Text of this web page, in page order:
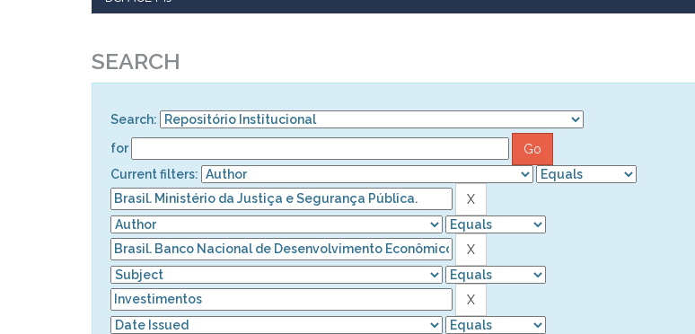
SEARCH
Search:
for
Current filters: